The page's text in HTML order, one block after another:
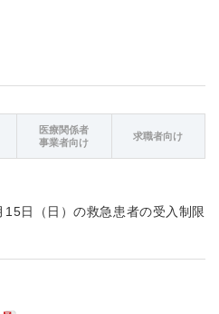
医療関係者
事業者向け
求職者向け
日（日）の救急患者の受入制限